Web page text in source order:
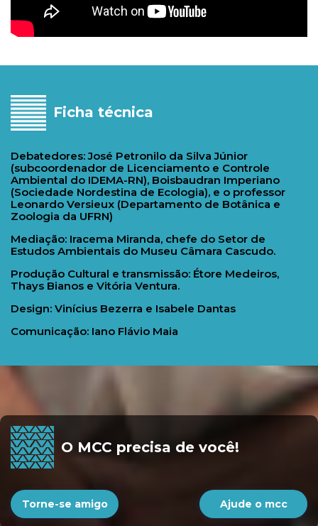
Ficha técnica
Debatedores: José Petronilo da Silva Júnior
(subcoordenador de Licenciamento e Controle
Ambiental do IDEMA-RN), Boisbaudran Imperiano
(Sociedade Nordestina de Ecologia), e o professor
Leonardo Versieux (Departamento de Botânica e
Zoologia da UFRN)
Mediação: Iracema Miranda, chefe do Setor de
Estudos Ambientais do Museu Câmara Cascudo.
Produção Cultural e transmissão: Étore Medeiros,
Thays Bianos e Vitória Ventura.
Design: Vinícius Bezerra e Isabele Dantas
Comunicação: Iano Flávio Maia
O MCC precisa de você!
Torne-se amigo Ajude o mcc